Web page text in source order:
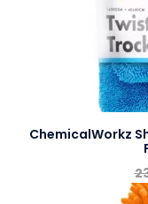
ChemicalWorkz